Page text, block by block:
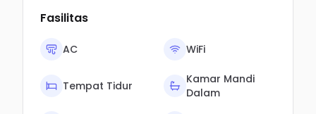
Fasilitas
AC WiFi
Tempat Tidur
Kamar Mandi
Dalam